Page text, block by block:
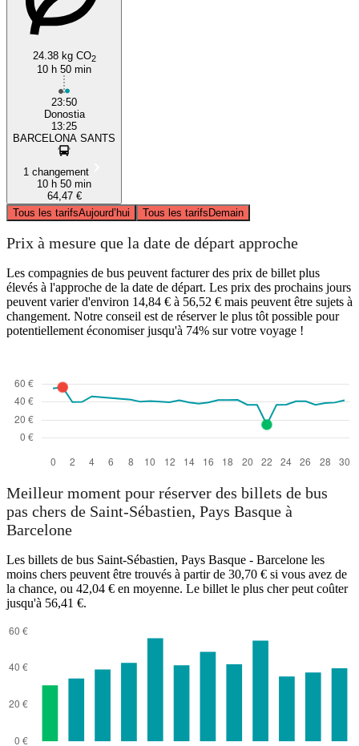
24.38 kg CO2
10 h 50 min
23:50
Donostia
13:25
BARCELONA SANTS
1 changement
10 h 50 min
64,47 €
Tous les tarifsAujourd’hui Tous les tarifsDemain
Prix à mesure que la date de départ approche
Les compagnies de bus peuvent facturer des prix de billet plus
élevés à l'approche de la date de départ. Les prix des prochains jours
peuvent varier d'environ 14,84 € à 56,52 € mais peuvent être sujets à
changement. Notre conseil est de réserver le plus tôt possible pour
potentiellement économiser jusqu'à 74% sur votre voyage !
Meilleur moment pour réserver des billets de bus
pas chers de Saint-Sébastien, Pays Basque à
Barcelone
Les billets de bus Saint-Sébastien, Pays Basque - Barcelone les
moins chers peuvent être trouvés à partir de 30,70 € si vous avez de
la chance, ou 42,04 € en moyenne. Le billet le plus cher peut coûter
jusqu'à 56,41 €.